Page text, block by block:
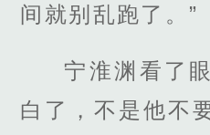
间就别乱跑了。”
宁淮渊看了
白了，不是他不